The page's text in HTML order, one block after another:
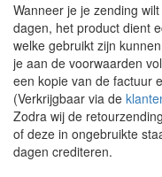
Wanneer je je zending
dagen, het product dient
welke gebruikt zijn
je aan de voorwaarden
een kopie van de factuur
(Verkrijgbaar via de
Zodra wij de
of deze in ongebruikte
dagen crediteren.